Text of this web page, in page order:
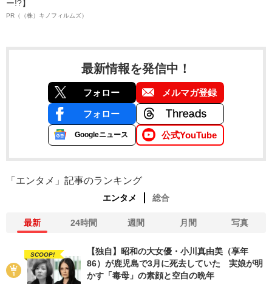
ー!?】
PR（（株）キノフィルムズ）
最新情報を発信中！
フォロー メルマガ登録
フォロー
Googleニュース 公式YouTube
「エンタメ」記事のランキング
エンタメ 総合
最新 24時間 週間 月間 写真
SCOOP!
【独自】昭和の大女優・小川真由美（享年
86）が鹿児島で3月に死去していた 実娘が明
かす「毒母」の素顔と空白の晩年